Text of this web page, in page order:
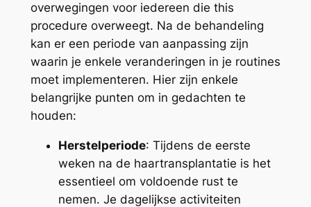
overwegingen voor iedereen die this
procedure overweegt. Na de behandeling
kan er een periode van aanpassing zijn
waarin je enkele veranderingen in je routines
moet implementeren. Hier zijn enkele
belangrijke punten om in gedachten te
houden:
Herstelperiode: Tijdens de eerste
weken na de haartransplantatie is het
essentieel om voldoende rust te
nemen. Je dagelijkse activiteiten